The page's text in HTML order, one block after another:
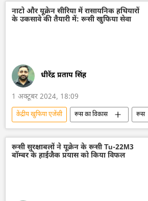
आतंकी हमले
आतंकवाद
अमेरिका
नाटो और यूक्रेन सीरिया में रासायनिक हथियारों
के उकसावे की तैयारी में: रूसी खुफिया सेवा
धीरेंद्र प्रताप सिंह
1 अक्टूबर 2024, 18:09
केंद्रीय खुफिया एजेंसी रूस का विकास
रूस
मास्को
रूसी सेना
खतरनाक रसायन
रासायनिक हथियार
हथियारों की आपूर्ति
रूसी सुरक्षाबलों ने यूक्रेन के रूसी Tu-22M3
बॉम्बर के हाईजैक प्रयास को किया विफल